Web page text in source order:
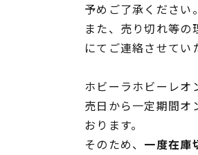
予めご了承ください。
また、売り切れ等
にてご連絡させてい
ホビーラホビーレオ
売日から一定期間オ
おります。
そのため、 一度在庫